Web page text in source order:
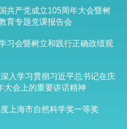
共产党成立105周年大会暨树
育专题党课报告会
习会暨树立和践行正确政绩观
入学习贯彻习近平总书记在庆
大会上的重要讲话精神
上海市自然科学奖一等奖